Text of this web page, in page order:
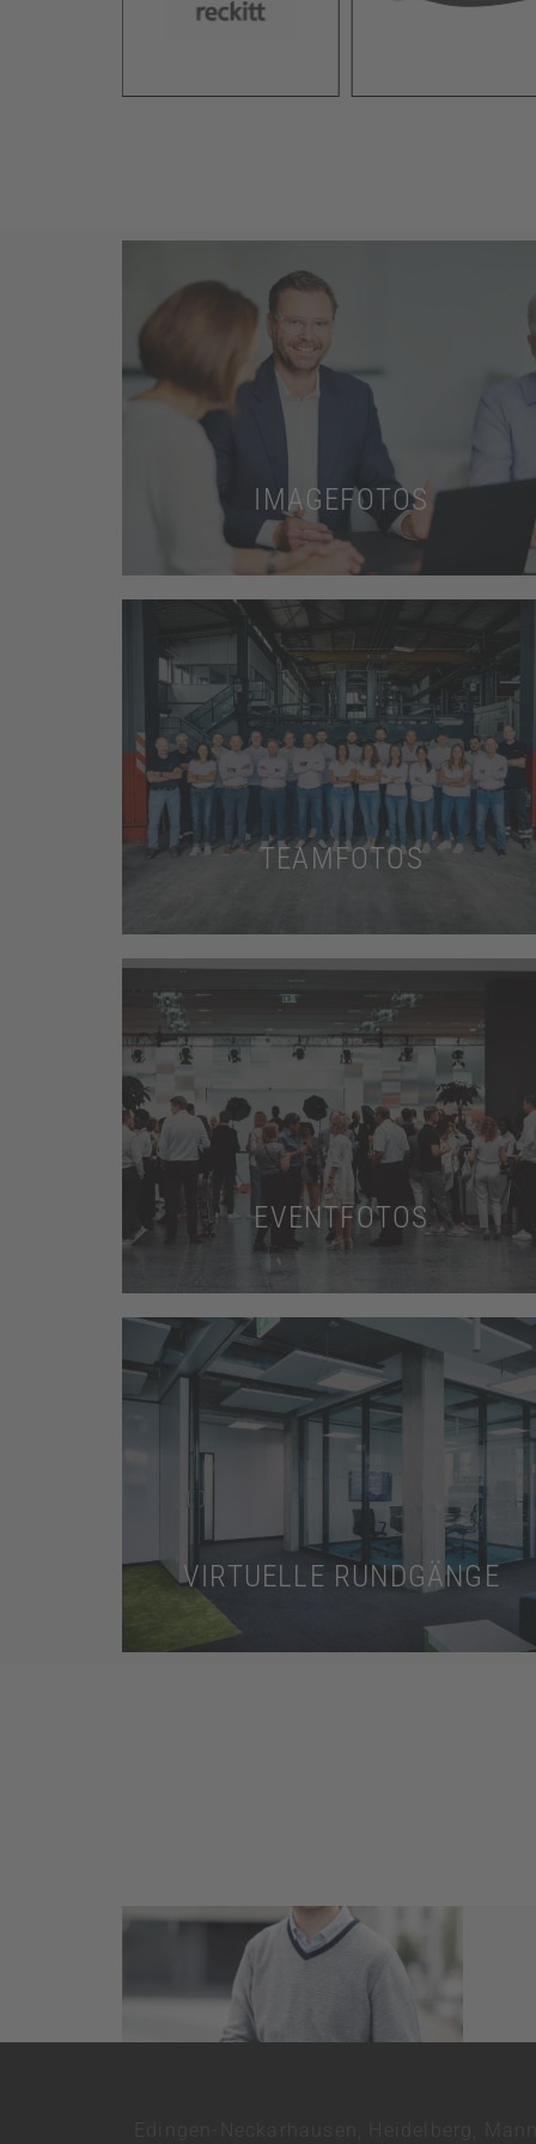
IMAGEFOTOS
Zeigen Sie Ihre Marke von ihrer besten
Mehr dazu
TEAMFOTOS
Stärken Sie den Zusammenhalt und
zeigen Sie Ihre Teamdynamik.
Mehr dazu
EVENTFOTOS
Fangen Sie die Highlights Ihrer
Unternehmensveranstaltungen ein.
VIRTUELLE RUNDGÄNGE
Zeigen Sie Ihre industrielle Stärke und
Innovation.
Mehr dazu